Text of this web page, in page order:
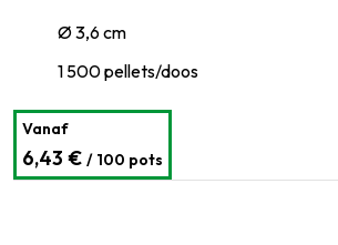
Ø 3,6 cm
1 500 pellets/doos
Vanaf
6,43 € / 100 pots